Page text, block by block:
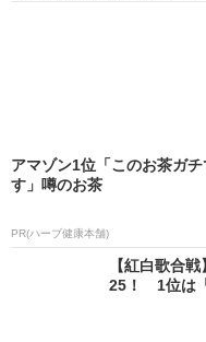
アマゾン1位「このお茶ガチ
す」噂のお茶
PR(ハーブ健康本舗)
【紅白歌合
25！ 1位は